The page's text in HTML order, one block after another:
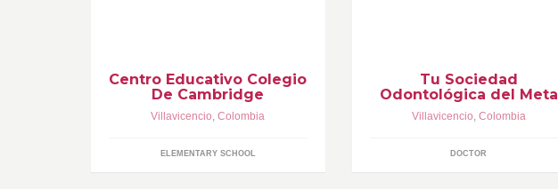
Centro Educativo Colegio
De Cambridge
Villavicencio,Colombia
ELEMENTARY SCHOOL
Tu Sociedad
Odontológica del Meta
Villavicencio, Colombia
DOCTOR